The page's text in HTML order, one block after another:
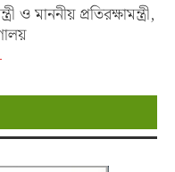
ও মাননীয় প্রতিরক্ষামন্ত্রী,